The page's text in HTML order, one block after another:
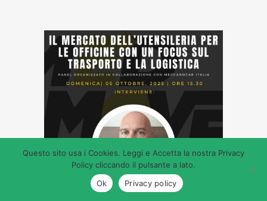
Questo sito usa i Cookies. Leggi e Accetta la nostra Privacy
Policy cliccando il pulsante a lato.
Ok
Privacy policy